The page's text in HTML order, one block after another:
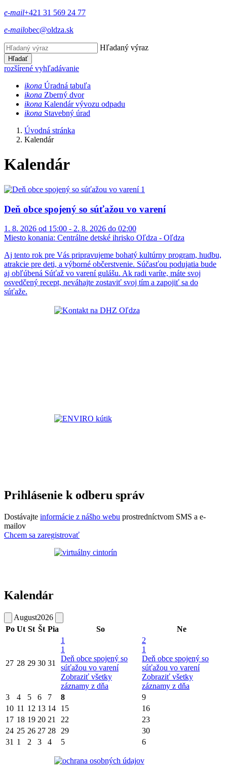
e-mail+421 31 569 24 77
e-mailobec@oldza.sk
Hľadaný výraz
Hľadať
rozšírené vyhľadávanie
ikona Úradná tabuľa
ikona Zberný dvor
ikona Kalendár vývozu odpadu
ikona Stavebný úrad
Úvodná stránka
Kalendár
Kalendár
Deň obce spojený so súťažou vo varení
1. 8. 2026 od 15:00 - 2. 8. 2026 do 02:00
Miesto konania: Centrálne detské ihrisko Oľdza - Oľdza
Aj tento rok pre Vás pripravujeme bohatý kultúrny program, hudbu,
atrakcie pre deti, a výborné občerstvenie. Súčasťou podujatia bude
aj obľúbená Súťaž vo varení gulášu. Ak radi varíte, máte svoj
osvedčený recept, neváhajte zostaviť svoj tím a zapojiť sa do
súťaže.
Prihlásenie k odberu správ
Dostávajte informácie z nášho webu prostredníctvom SMS a e-
mailov
Chcem sa zaregistrovať
Kalendár
August2026
Po Ut St Št Pia So Ne
27 28 29 30 31
1
1
Deň obce spojený so
súťažou vo varení
Zobraziť všetky
záznamy z dňa
2
1
Deň obce spojený so
súťažou vo varení
Zobraziť všetky
záznamy z dňa
3
4 5 6 7 8
9
10 11 12 13 14 15
16
17 18 19 20 21 22
23
24 25 26 27 28 29
30
31 1 2 3 4 5 6